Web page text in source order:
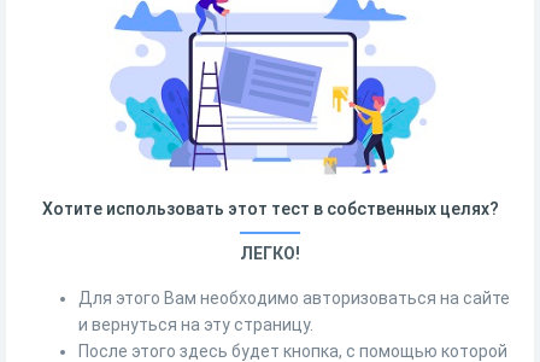
Хотите использовать этот тест в собственных целях?
ЛЕГКО!
Для этого Вам необходимо авторизоваться на сайте
и вернуться на эту страницу.
После этого здесь будет кнопка, с помощью которой